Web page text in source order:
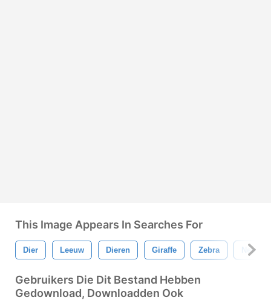
This Image Appears In Searches For
Dier Leeuw Dieren Giraffe Zebra
Gebruikers Die Dit Bestand Hebben
Gedownload, Downloadden Ook